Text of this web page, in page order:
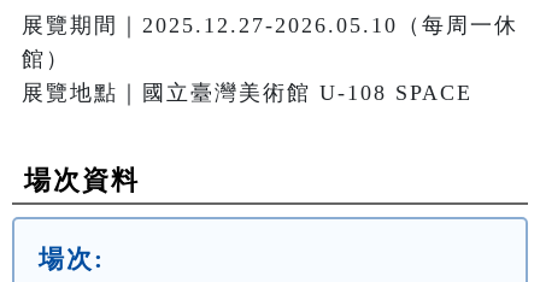
展覽期間｜2025.12.27-2026.05.10（每周一休
館）
展覽地點｜國立臺灣美術館 U-108 SPACE
場次資料
場次: